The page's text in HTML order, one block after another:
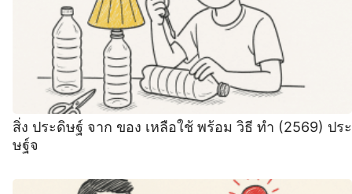
สิ่ง ประดิษฐ์ จาก ของ เหลือใช้ พร้อม วิธี ทํา (2569) ประ
ษฐ์จ